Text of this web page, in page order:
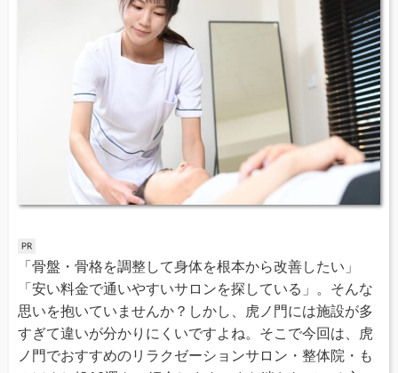
「骨盤・骨格を調整して身体を根本から改善したい」
「安い料金で通いやすいサロンを探している」。そんな
思いを抱いていませんか？しかし、虎ノ門には施設が多
すぎて違いが分かりにくいですよね。そこで今回は、虎
ノ門でおすすめのリラクゼーションサロン・整体院・も